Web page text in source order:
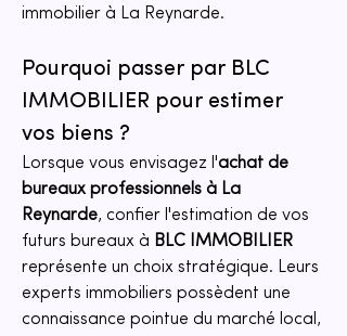
immobilier à La Reynarde.
Pourquoi passer par BLC
IMMOBILIER pour estimer
vos biens ?
Lorsque vous envisagez l'achat de
bureaux professionnels à La
Reynarde, confier l'estimation de vos
futurs bureaux à BLC IMMOBILIER
représente un choix stratégique. Leurs
experts immobiliers possèdent une
connaissance pointue du marché local,